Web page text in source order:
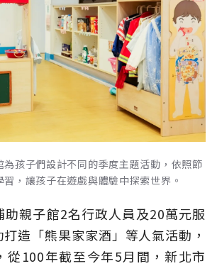
為孩子們設計不同的季度主題活動，依照節
，讓孩子在遊戲與體驗中探索世界。
助親子館2名行政人員及20萬元服
造「熊果家家酒」等人氣活動，
從100年截至今年5月間，新北市